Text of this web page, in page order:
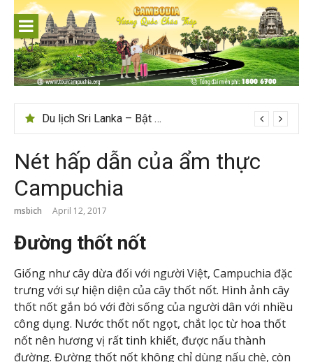
content
Du lịch Sri Lanka – Bật mí nên đi mùa nào đẹp
Nét hấp dẫn của ẩm thực
Campuchia
msbich April 12, 2017
Đường thốt nốt
Giống như cây dừa đối với người Việt, Campuchia đặc
trưng với sự hiện diện của cây thốt nốt. Hình ảnh cây
thốt nốt gắn bó với đời sống của người dân với nhiều
công dụng. Nước thốt nốt ngọt, chắt lọc từ hoa thốt
nốt nên hương vị rất tinh khiết, được nấu thành
đường. Đường thốt nốt không chỉ dùng nấu chè, còn